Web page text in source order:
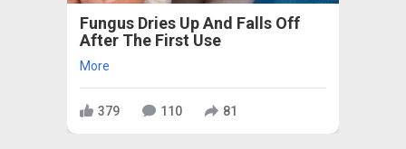
Fungus Dries Up And Falls Off
After The First Use
More
379 110 81